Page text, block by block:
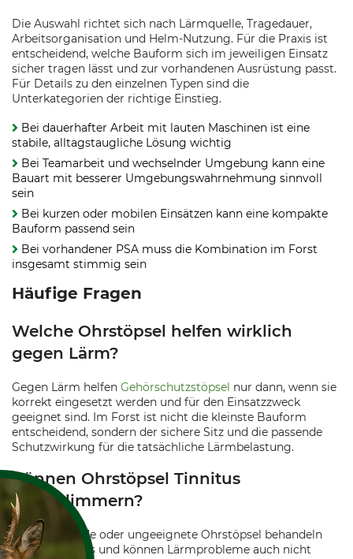
Die Auswahl richtet sich nach Lärmquelle, Tragedauer,
Arbeitsorganisation und Helm-Nutzung. Für die Praxis ist
entscheidend, welche Bauform sich im jeweiligen Einsatz
sicher tragen lässt und zur vorhandenen Ausrüstung passt.
Für Details zu den einzelnen Typen sind die
Unterkategorien der richtige Einstieg.
Bei dauerhafter Arbeit mit lauten Maschinen ist eine
stabile, alltagstaugliche Lösung wichtig
Bei Teamarbeit und wechselnder Umgebung kann eine
Bauart mit besserer Umgebungswahrnehmung sinnvoll
sein
Bei kurzen oder mobilen Einsätzen kann eine kompakte
Bauform passend sein
Bei vorhandener PSA muss die Kombination im Forst
insgesamt stimmig sein
Häufige Fragen
Welche Ohrstöpsel helfen wirklich
gegen Lärm?
Gegen Lärm helfen Gehörschutzstöpsel nur dann, wenn sie
korrekt eingesetzt werden und für den Einsatzzweck
geeignet sind. Im Forst ist nicht die kleinste Bauform
entscheidend, sondern der sichere Sitz und die passende
Schutzwirkung für die tatsächliche Lärmbelastung.
Können Ohrstöpsel Tinnitus
verschlimmern?
Falsch sitzende oder ungeeignete Ohrstöpsel behandeln
keinen Tinnitus und können Lärmprobleme auch nicht